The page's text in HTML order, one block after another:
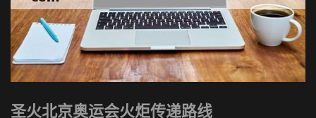
圣火北京奥运会火炬传递路线